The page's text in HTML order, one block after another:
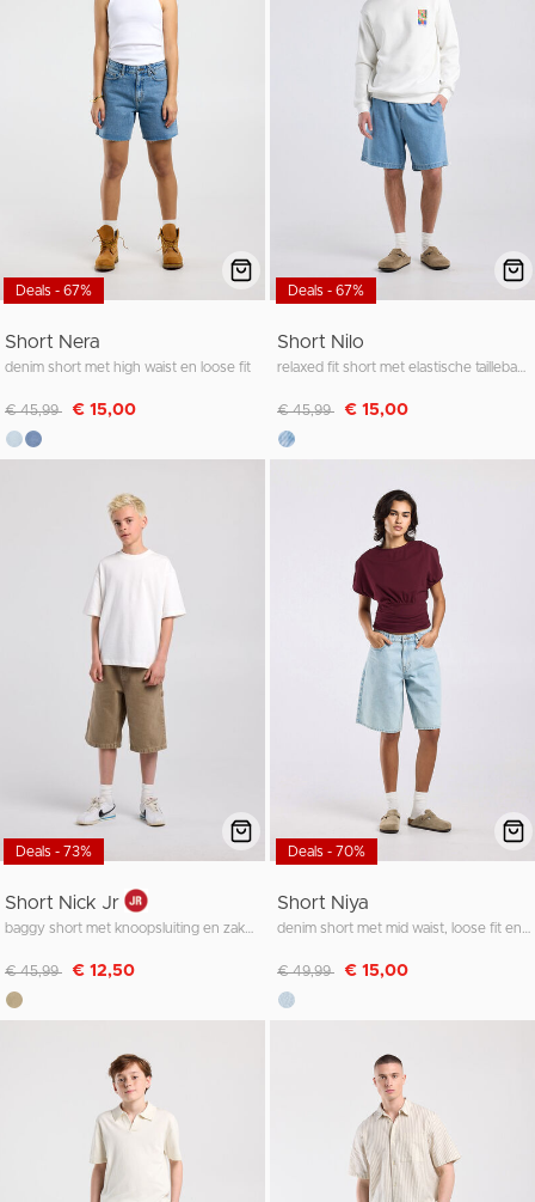
Deals - 67%
Short Nera
denim short met high waist en loose fit
Afgeprijsd van
€ 45,99 naar
€ 15,00
Deals - 67%
Short Nilo
Afgeprijsd van
€ 45,99 naar
€ 15,00
Deals - 73%
Short Nick Jr
Afgeprijsd van
€ 45,99 naar
€ 12,50
Deals - 70%
Short Niya
Afgeprijsd van
€ 49,99 naar
€ 15,00